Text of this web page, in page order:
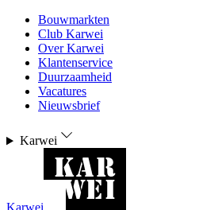
Bouwmarkten
Club Karwei
Over Karwei
Klantenservice
Duurzaamheid
Vacatures
Nieuwsbrief
Karwei